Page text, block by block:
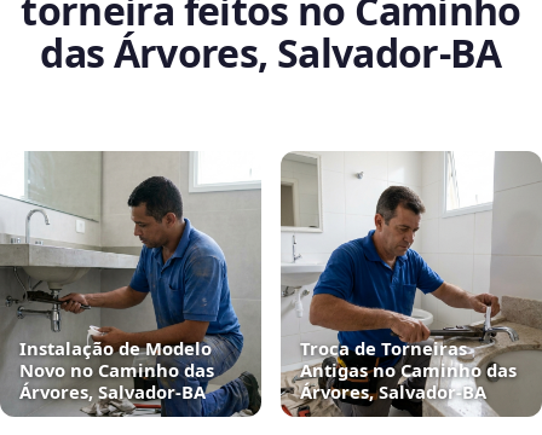
torneira feitos no Caminho
das Árvores, Salvador‑BA
Instalação de Modelo
Novo no Caminho das
Árvores, Salvador‑BA
Troca de Torneiras
Antigas no Caminho das
Árvores, Salvador‑BA